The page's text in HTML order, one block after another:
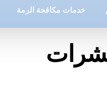
خدمات مكافحة الرمة